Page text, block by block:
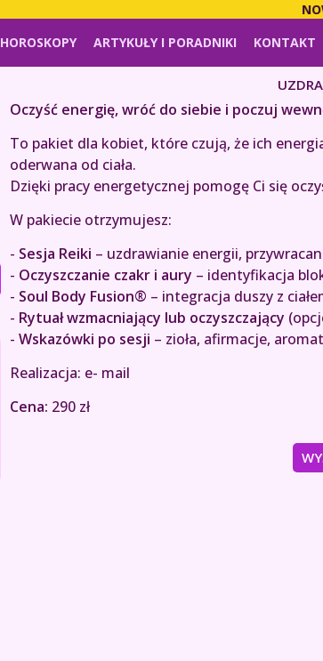
HOROSKOPY ARTYKUŁY I PORADNIKI KONTAKT
Oczyść energię, wróć do siebie i poczuj
To pakiet dla kobiet, które czują, że ich
oderwana od ciała.
Dzięki pracy energetycznej pomogę Ci się
W pakiecie otrzymujesz:
- Sesja Reiki – uzdrawianie energii,
- Oczyszczanie czakr i aury – identyfikacja
- Soul Body Fusion® – integracja duszy z
- Rytuał wzmacniający lub oczyszczający
- Wskazówki po sesji – zioła, afirmacje,
Realizacja: e- mail
Cena: 290 zł